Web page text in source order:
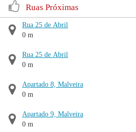
Ruas Próximas
Rua 25 de Abril
0 m
Rua 25 de Abril
0 m
Apartado 8, Malveira
0 m
Apartado 9, Malveira
0 m